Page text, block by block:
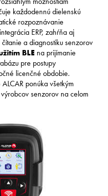
každodennú dielenskú
rozpoznávanie
ERP, zahŕňa aj
a diagnostiku senzorov
BLE na prijímanie
pre postupy
licenčné obdobie.
ponúka všetkým
senzorov na celom